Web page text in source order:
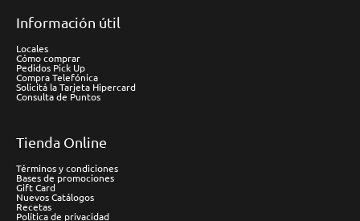
Información útil
Locales
Cómo comprar
Pedidos Pick Up
Compra Telefónica
Solicitá la Tarjeta Hipercard
Consulta de Puntos
Tienda Online
Términos y condiciones
Bases de promociones
Gift Card
Nuevos Catálogos
Recetas
Política de privacidad